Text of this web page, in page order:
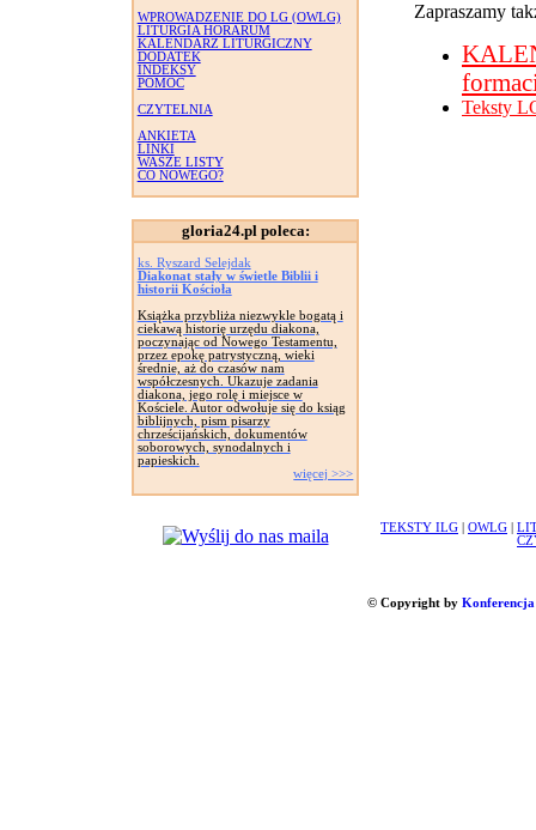
WPROWADZENIE DO LG (OWLG)
LITURGIA HORARUM
KALENDARZ LITURGICZNY
DODATEK
INDEKSY
POMOC
CZYTELNIA
ANKIETA
LINKI
WASZE LISTY
CO NOWEGO?
gloria24.pl poleca:
ks. Ryszard Selejdak
Diakonat stały w świetle Biblii i
historii Kościoła
Książka przybliża niezwykle bogatą i
ciekawą historię urzędu diakona,
poczynając od Nowego Testamentu,
przez epokę patrystyczną, wieki
średnie, aż do czasów nam
współczesnych. Ukazuje zadania
diakona, jego rolę i miejsce w
Kościele. Autor odwołuje się do ksiąg
biblijnych, pism pisarzy
chrześcijańskich, dokumentów
soborowych, synodalnych i
papieskich.
więcej >>>
Zapraszamy
Teksty
TEKSTY ILG OWLG
© Copyright by Konferencja